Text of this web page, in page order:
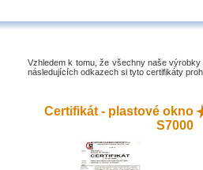
Vzhledem k tomu, že všechny naše
následujících odkazech si tyto certifikáty
Certifikát - plastové okno
S7000